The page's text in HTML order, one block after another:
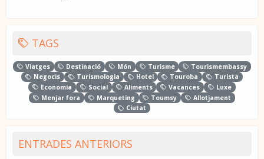
TAGS
Viatges Destinació Món Turisme
Tourismembassy
Negocis
Turismologia Hotel Touroba
Turista
Economia
Social Aliments Vacances
Luxe
Menjar fora
Marqueting Toumsy
Allotjament
Ciutat
ENTRADES ANTERIORS